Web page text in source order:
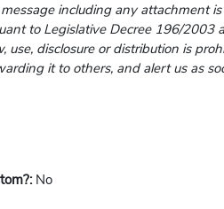
including any attachment
to Legislative Decree 196/
use, disclosure or distribution is
it to others, and alert us as
: No